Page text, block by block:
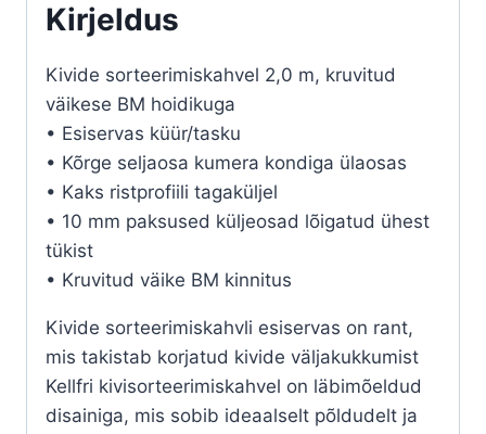
kogus
Kirjeldus
Kivide sorteerimiskahvel 2,0 m, kruvitud
väikese BM hoidikuga
• Esiservas küür/tasku
• Kõrge seljaosa kumera kondiga ülaosas
• Kaks ristprofiili tagaküljel
• 10 mm paksused küljeosad lõigatud ühest
tükist
• Kruvitud väike BM kinnitus
Kivide sorteerimiskahvli esiservas on rant,
mis takistab korjatud kivide väljakukkumist
Kellfri kivisorteerimiskahvel on läbimõeldud
disainiga, mis sobib ideaalselt põldudelt ja